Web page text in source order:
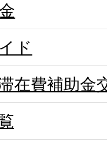
ド
在費補助金